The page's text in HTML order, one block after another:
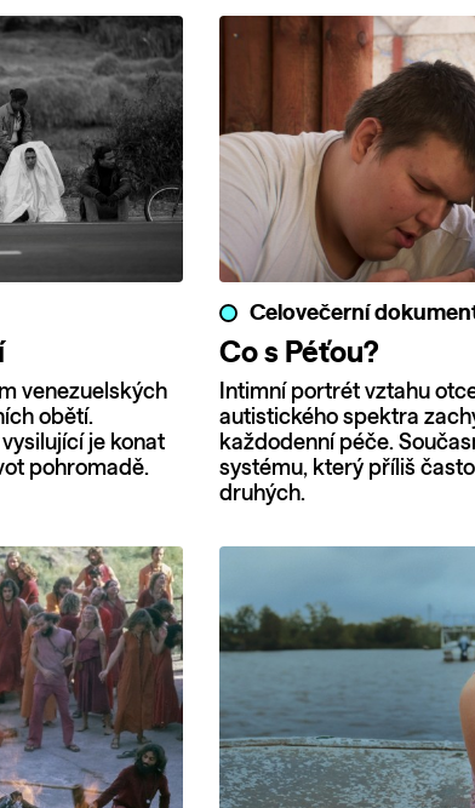
venezuelských
obětí.
je konat
pohromadě.
Celovečerní
Co s Péťou?
Intimní portrét vztahu
autistického spektra
každodenní péče.
systému, který příliš
druhých.